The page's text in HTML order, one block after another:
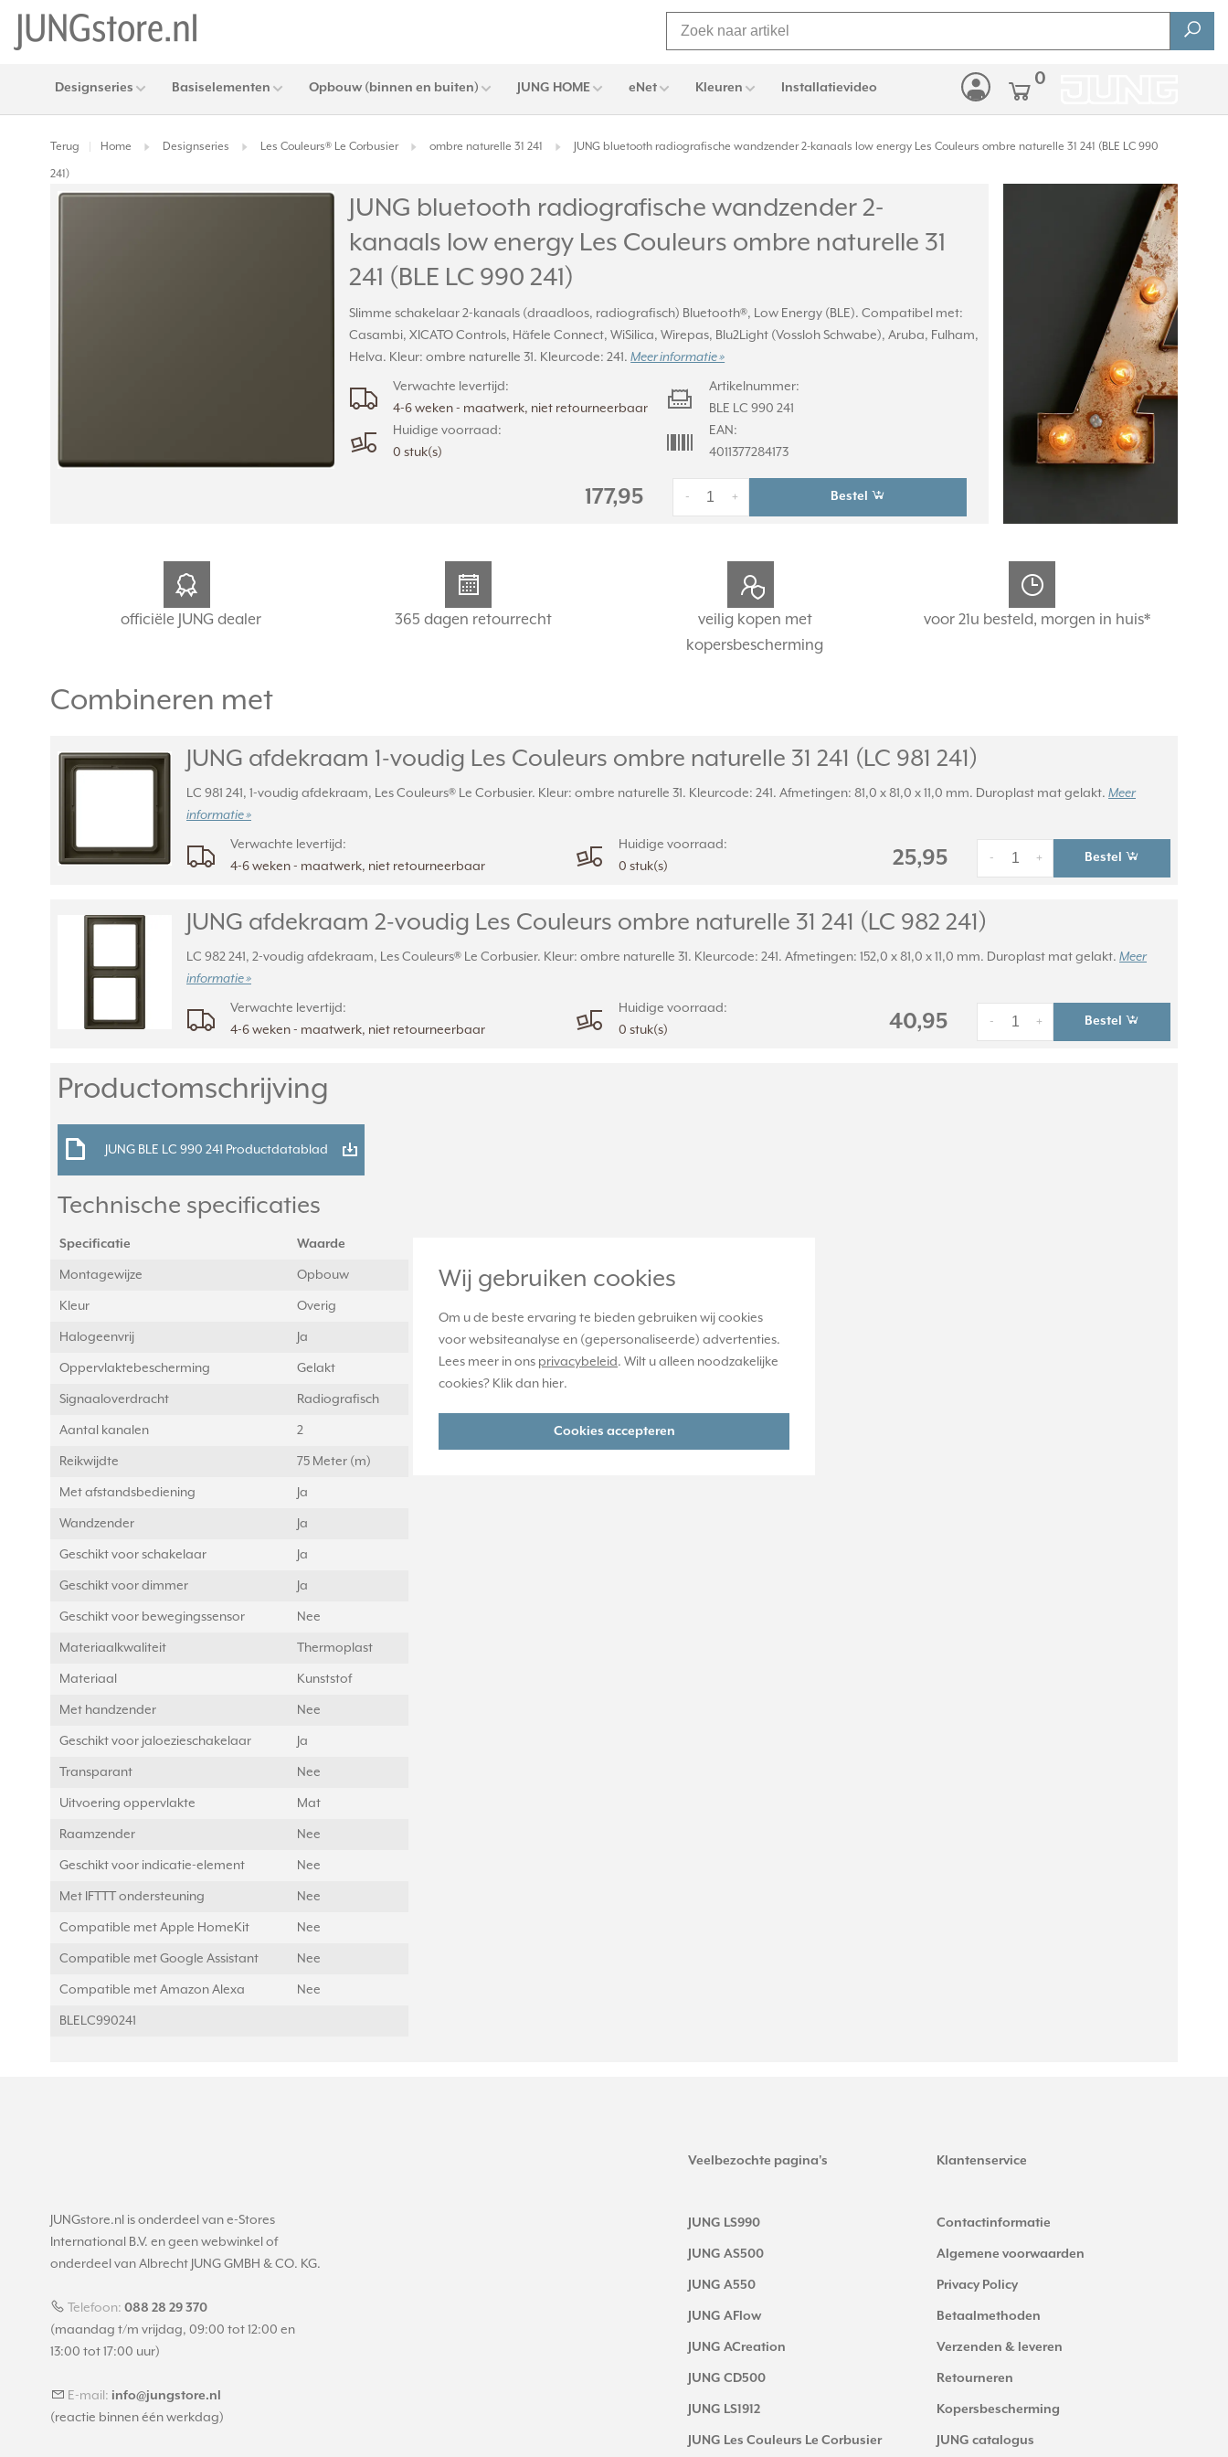
Wij gebruiken cookies
Om u de beste ervaring te bieden gebruiken wij cookies
voor websiteanalyse en (gepersonaliseerde) advertenties.
Lees meer in ons privacybeleid. Wilt u alleen noodzakelijke
cookies? Klik dan hier.
Cookies accepteren
Designseries Basiselementen Opbouw (binnen en buiten) JUNG HOME eNet Kleuren Installatievideo 0
Terug Home Designseries Les Couleurs® Le Corbusier ombre naturelle 31 241
JUNG bluetooth radiografische wandzender 2-kanaals low energy Les Couleurs ombre naturelle 31 241 (BLE LC 990
241)
JUNG bluetooth radiografische wandzender 2-
kanaals low energy Les Couleurs ombre naturelle 31
241 (BLE LC 990 241)
Slimme schakelaar 2-kanaals (draadloos, radiografisch) Bluetooth®, Low Energy (BLE). Compatibel met:
Casambi, XICATO Controls, Häfele Connect, WiSilica, Wirepas, Blu2Light (Vossloh Schwabe), Aruba, Fulham,
Helva. Kleur: ombre naturelle 31. Kleurcode: 241.Meer informatie »
Verwachte levertijd:
4-6 weken - maatwerk, niet retourneerbaar
Huidige voorraad:
0 stuk(s)
Artikelnummer:
BLE LC 990 241
EAN:
4011377284173
177,95 +
- Bestel
officiële JUNG dealer 365 dagen retourrecht
veilig kopen met
kopersbescherming
voor 21u besteld, morgen in huis*
Combineren met
JUNG afdekraam 1-voudig Les Couleurs ombre naturelle 31 241 (LC 981 241)
LC 981 241, 1-voudig afdekraam, Les Couleurs® Le Corbusier. Kleur: ombre naturelle 31. Kleurcode: 241. Afmetingen: 81,0 x 81,0 x 11,0 mm. Duroplast mat gelakt. Meer
informatie »
Verwachte levertijd:
4-6 weken - maatwerk, niet retourneerbaar
Huidige voorraad:
0 stuk(s)
25,95 +
- Bestel
JUNG afdekraam 2-voudig Les Couleurs ombre naturelle 31 241 (LC 982 241)
LC 982 241, 2-voudig afdekraam, Les Couleurs® Le Corbusier. Kleur: ombre naturelle 31. Kleurcode: 241. Afmetingen: 152,0 x 81,0 x 11,0 mm. Duroplast mat gelakt. Meer
informatie »
Verwachte levertijd:
4-6 weken - maatwerk, niet retourneerbaar
Huidige voorraad:
0 stuk(s)
40,95 +
- Bestel
Productomschrijving
JUNG BLE LC 990 241 Productdatablad
Technische specificaties
Specificatie Waarde
Montagewijze Opbouw
Kleur Overig
Halogeenvrij Ja
Oppervlaktebescherming Gelakt
Signaaloverdracht Radiografisch
Aantal kanalen 2
Reikwijdte 75 Meter (m)
Met afstandsbediening Ja
Wandzender Ja
Geschikt voor schakelaar Ja
Geschikt voor dimmer Ja
Geschikt voor bewegingssensor Nee
Materiaalkwaliteit Thermoplast
Materiaal Kunststof
Met handzender Nee
Geschikt voor jaloezieschakelaar Ja
Transparant Nee
Uitvoering oppervlakte Mat
Raamzender Nee
Geschikt voor indicatie-element Nee
Met IFTTT ondersteuning Nee
Compatible met Apple HomeKit Nee
Compatible met Google Assistant Nee
Compatible met Amazon Alexa Nee
BLELC990241
JUNGstore.nl is onderdeel van e-Stores
International B.V. en geen webwinkel of
onderdeel van Albrecht JUNG GMBH & CO. KG.
Telefoon: 088 28 29 370
(maandag t/m vrijdag, 09:00 tot 12:00 en
13:00 tot 17:00 uur)
E-mail: info@jungstore.nl
(reactie binnen één werkdag)
Veelbezochte pagina's
JUNG LS990
JUNG AS500
JUNG A550
JUNG AFlow
JUNG ACreation
JUNG CD500
JUNG LS1912
JUNG Les Couleurs Le Corbusier
Klantenservice
Contactinformatie
Algemene voorwaarden
Privacy Policy
Betaalmethoden
Verzenden & leveren
Retourneren
Kopersbescherming
JUNG catalogus